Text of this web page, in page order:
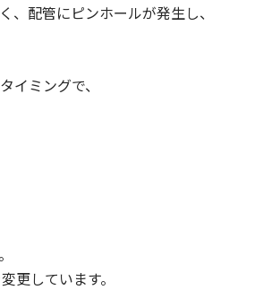
、配管にピンホールが発生し、
イミングで、
更しています。